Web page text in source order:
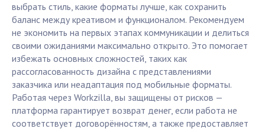
выбрать стиль, какие форматы лучше, как сохранить
баланс между креативом и функционалом. Рекомендуем
не экономить на первых этапах коммуникации и делиться
своими ожиданиями максимально открыто. Это помогает
избежать основных сложностей, таких как
рассогласованность дизайна с представлениями
заказчика или неадаптация под мобильные форматы.
Работая через Workzilla, вы защищены от рисков —
платформа гарантирует возврат денег, если работа не
соответствует договорённостям, а также предоставляет